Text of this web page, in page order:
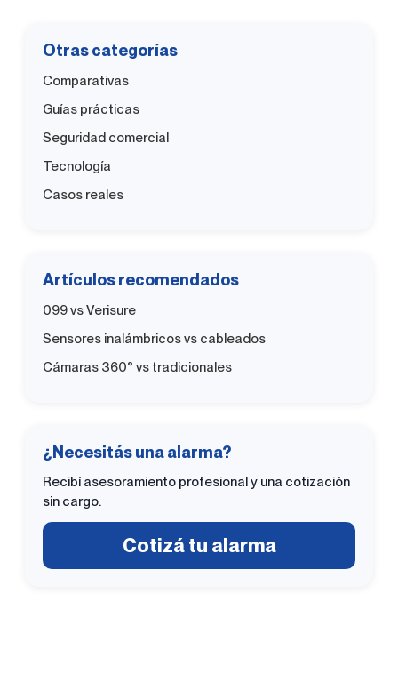
Otras categorías
Comparativas
Guías prácticas
Seguridad comercial
Tecnología
Casos reales
Artículos recomendados
099 vs Verisure
Sensores inalámbricos vs cableados
Cámaras 360° vs tradicionales
¿Necesitás una alarma?
Recibí asesoramiento profesional y una cotización
sin cargo.
Cotizá tu alarma